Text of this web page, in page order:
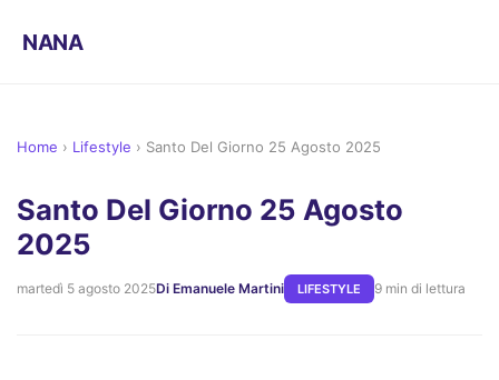
NANA
Home › Lifestyle › Santo Del Giorno 25 Agosto 2025
Santo Del Giorno 25 Agosto
2025
martedì 5 agosto 2025Di Emanuele Martini LIFESTYLE 9 min di lettura